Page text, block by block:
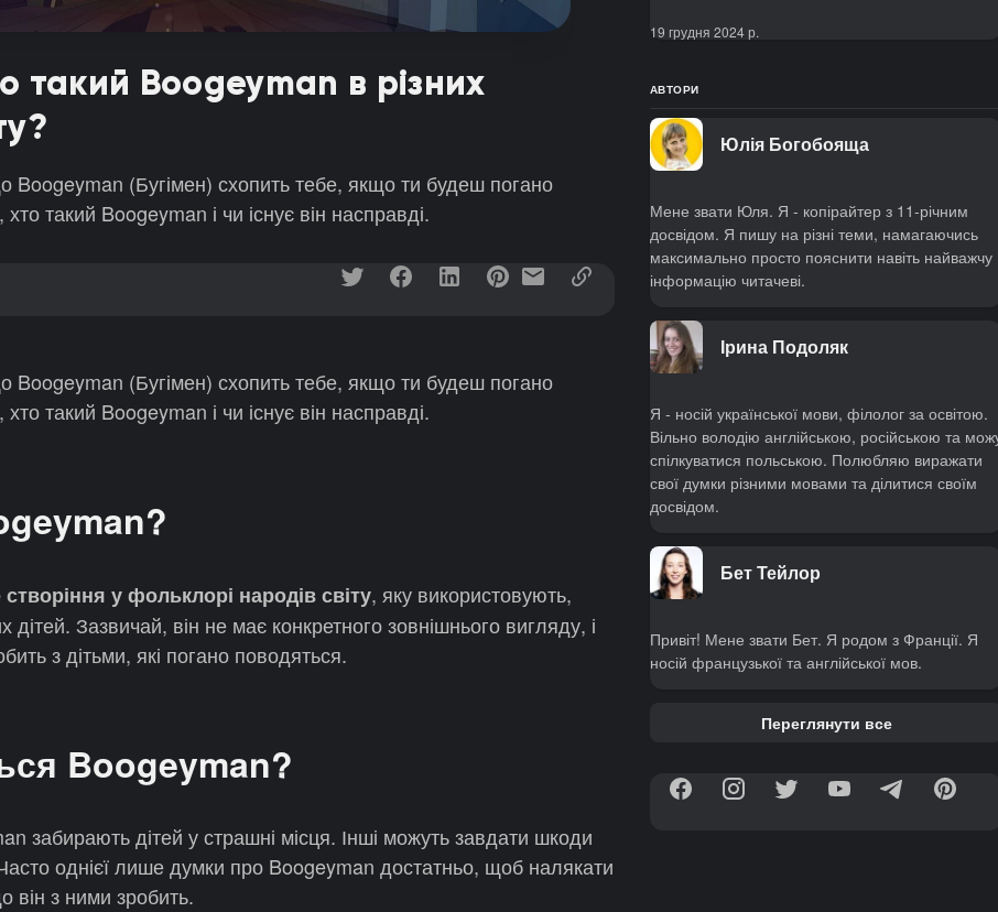
такий Boogeyman в різних
Boogeyman (Бугімен) схопить тебе, якщо ти будеш погано
такий Boogeyman і чи існує він насправді.
Boogeyman (Бугімен) схопить тебе, якщо ти будеш погано
такий Boogeyman і чи існує він насправді.
створіння у фольклорі народів світу, яку використовують,
Зазвичай, він не має конкретного зовнішнього вигляду, і
з дітьми, які погано поводяться.
Boogeyman?
забирають дітей у страшні місця. Інші можуть завдати шкоди
Часто однієї лише думки про Boogeyman достатньо, щоб налякати
він з ними зробить.
19 грудня 2024 р.
АВТОРИ
Юлія Богобояща
Мене звати Юля. Я - копірайтер з 11-річним
досвідом. Я пишу на різні теми, намагаючись
максимально просто пояснити навіть найважчу
інформацію читачеві.
Ірина Подоляк
Я - носій української мови, філолог за освітою.
Вільно володію англійською, російською та
спілкуватися польською. Полюбляю виражати
свої думки різними мовами та ділитися своїм
досвідом.
Бет Тейлор
Привіт! Мене звати Бет. Я родом з Франції. Я
носій французької та англійської мов.
Переглянути все